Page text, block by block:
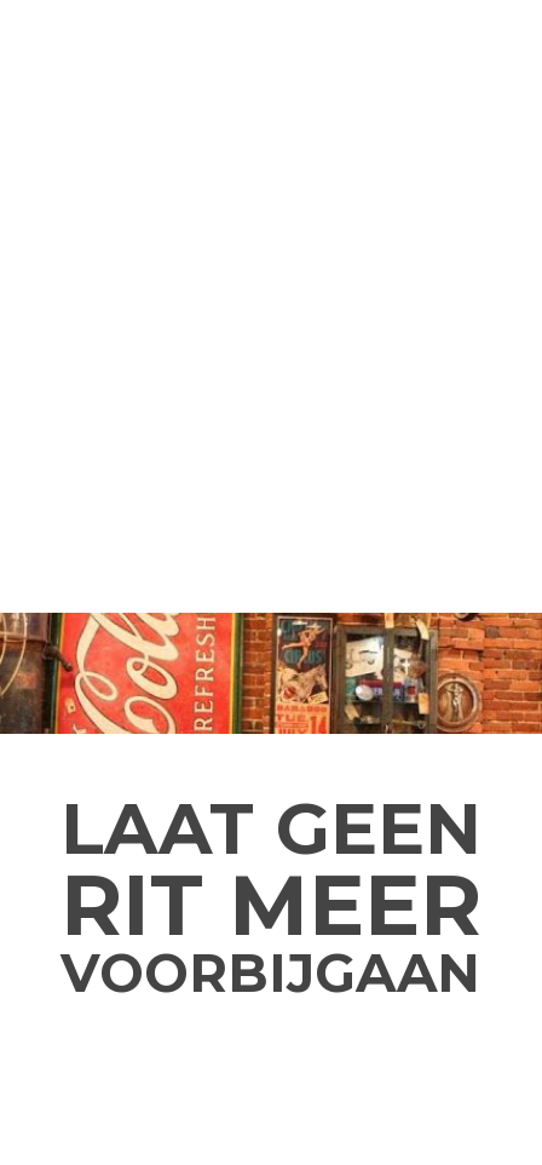
LAAT GEEN
RIT MEER
VOORBIJGAAN